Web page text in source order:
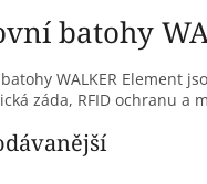
batohy
WALKER Element
záda, RFID ochranu a